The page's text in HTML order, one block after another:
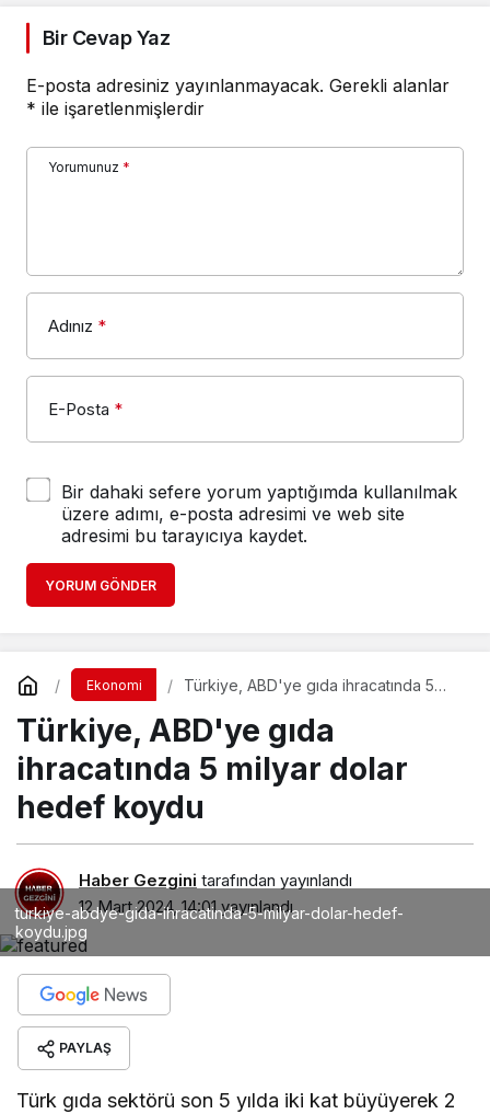
Bir Cevap Yaz
E-posta adresiniz yayınlanmayacak. Gerekli alanlar
* ile işaretlenmişlerdir
Yorumunuz *
Adınız *
E-Posta *
Bir dahaki sefere yorum yaptığımda kullanılmak
üzere adımı, e-posta adresimi ve web site
adresimi bu tarayıcıya kaydet.
YORUM GÖNDER
Ekonomi
Türkiye, ABD'ye gıda ihracatında 5
Türkiye, ABD'ye gıda
ihracatında 5 milyar dolar
hedef koydu
Haber Gezgini tarafından yayınlandı
12 Mart 2024, 14:01yayınlandı
turkiye-abdye-gida-ihracatinda-5-milyar-dolar-hedef-
koydu.jpg
PAYLAŞ
Türk gıda sektörü son 5 yılda iki kat büyüyerek 2